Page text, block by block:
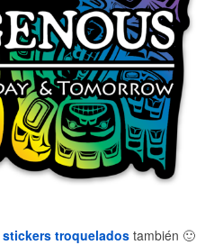
stickers troqueladostambién 🙂